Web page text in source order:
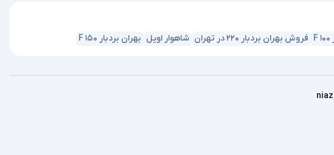
فروش بهران بردبار 220 در تهران شاهوار اویل بهران بردبار F 150